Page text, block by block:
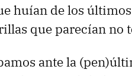
huían de los últimos
que parecían no
ante la